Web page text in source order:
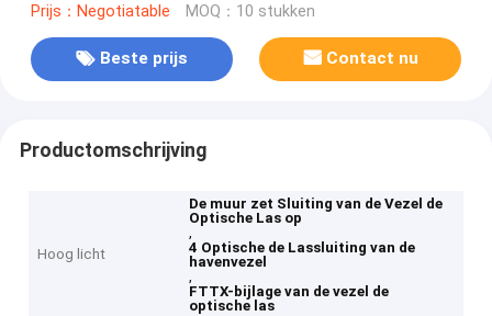
Prijs：Negotiatable MOQ：10 stukken
Beste prijs Contact nu
Productomschrijving
Hoog licht
De muur zet Sluiting van de Vezel de
Optische Las op
,
4 Optische de Lassluiting van de
havenvezel
,
FTTX-bijlage van de vezel de
optische las